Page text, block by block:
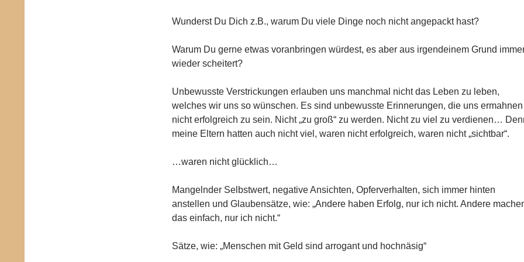
Wunderst Du Dich z.B., warum Du viele Dinge noch nicht angepackt hast?
Warum Du gerne etwas voranbringen würdest, es aber aus irgendeinem Grund
wieder scheitert?
Unbewusste Verstrickungen erlauben uns manchmal nicht das Leben zu leben,
welches wir uns so wünschen. Es sind unbewusste Erinnerungen, die uns ermahnen
nicht erfolgreich zu sein. Nicht „zu groß“ zu werden. Nicht zu viel zu verdienen…
meine Eltern hatten auch nicht viel, waren nicht erfolgreich, waren nicht „sichtbar“.
…waren nicht glücklich…
Mangelnder Selbstwert, negative Ansichten, Opferverhalten, sich immer hinten
anstellen und Glaubensätze, wie: „Andere haben Erfolg, nur ich nicht. Andere
das einfach, nur ich nicht.“
Sätze, wie: „Menschen mit Geld sind arrogant und hochnäsig“